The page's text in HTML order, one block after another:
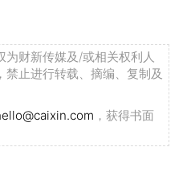
为财新传媒及/或相关权利人
止进行转载、摘编、复制及
，获得书面